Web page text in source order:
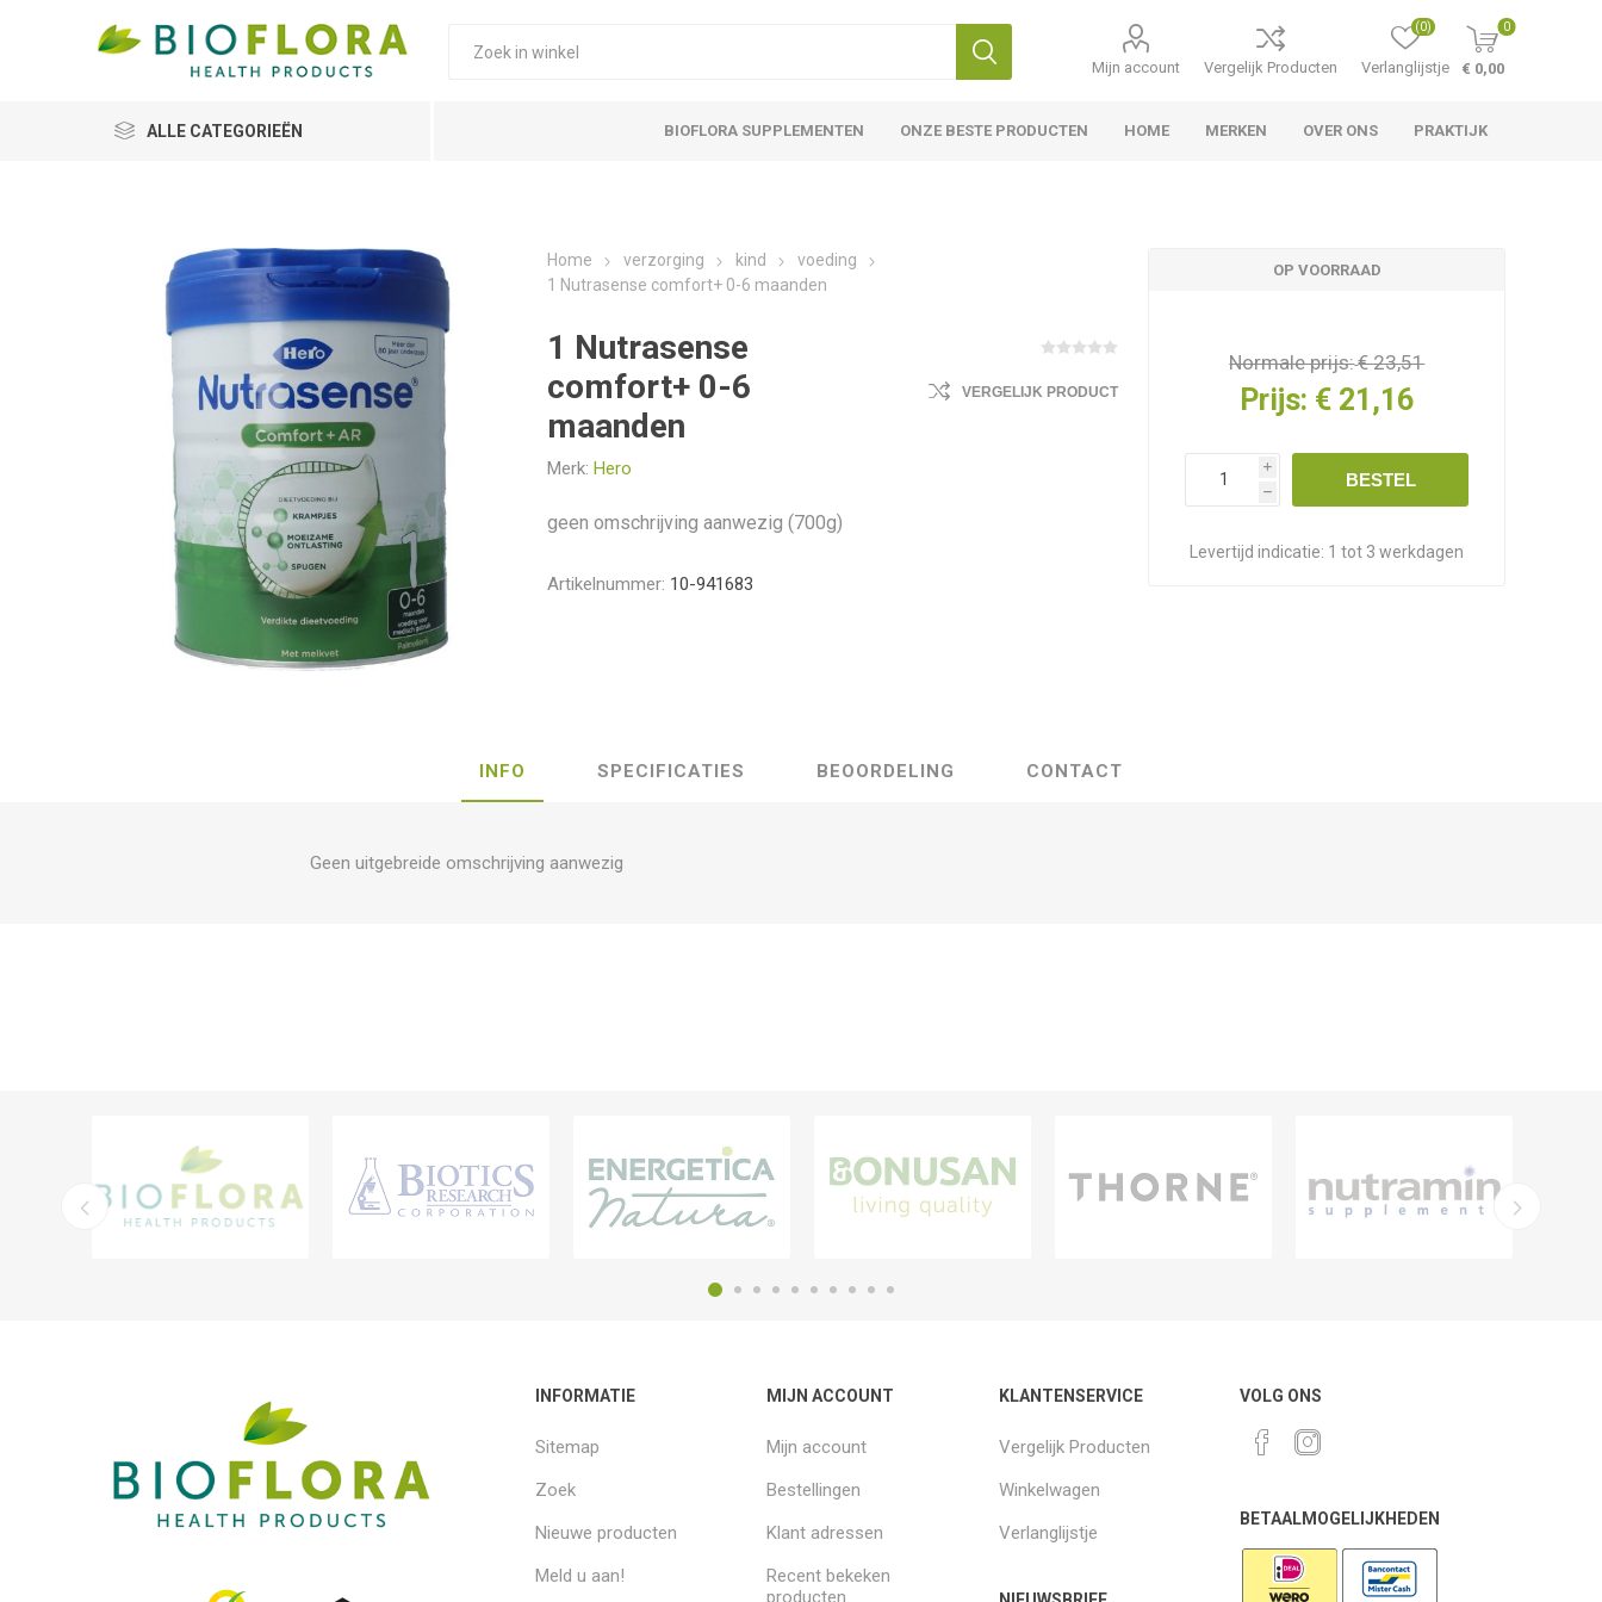
Mijn account Vergelijk Producten Verlanglijstje
(0) 0
€ 0,00
ALLE CATEGORIEËN BIOFLORA SUPPLEMENTEN ONZE BESTE PRODUCTEN HOME MERKEN OVER ONS PRAKTIJK
Home verzorging kind
voeding
1 Nutrasense comfort+ 0-6 maanden
1 Nutrasense
comfort+ 0-6
maanden
Merk: Hero
VERGELIJK PRODUCT
geen omschrijving aanwezig (700g)
Artikelnummer: 10-941683
OP VOORRAAD
Normale prijs:€ 23,51
Prijs: € 21,16
i
h
BESTEL
Levertijd indicatie: 1 tot 3 werkdagen
INFO SPECIFICATIES BEOORDELING CONTACT
Geen uitgebreide omschrijving aanwezig
INFORMATIE
Sitemap
Zoek
Nieuwe producten
Meld u aan!
MIJN ACCOUNT
Mijn account
Bestellingen
Klant adressen
Recent bekeken
producten
KLANTENSERVICE
Vergelijk Producten
Winkelwagen
Verlanglijstje
VOLG ONS
BETAALMOGELIJKHEDEN